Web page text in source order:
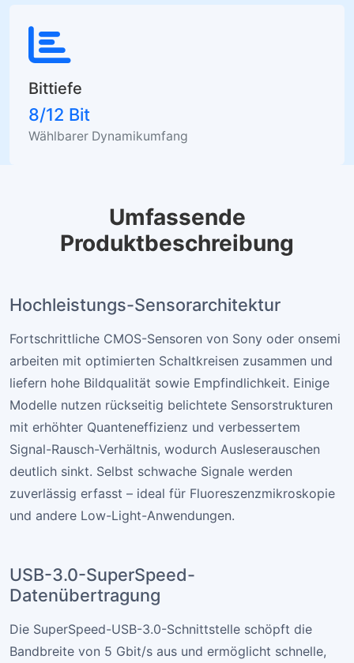
Bittiefe
8/12 Bit
Wählbarer Dynamikumfang
Umfassende
Produktbeschreibung
Hochleistungs-Sensorarchitektur
Fortschrittliche CMOS-Sensoren von Sony oder onsemi
arbeiten mit optimierten Schaltkreisen zusammen und
liefern hohe Bildqualität sowie Empfindlichkeit. Einige
Modelle nutzen rückseitig belichtete Sensorstrukturen
mit erhöhter Quanteneffizienz und verbessertem
Signal-Rausch-Verhältnis, wodurch Ausleserauschen
deutlich sinkt. Selbst schwache Signale werden
zuverlässig erfasst – ideal für Fluoreszenzmikroskopie
und andere Low-Light-Anwendungen.
USB-3.0-SuperSpeed-
Datenübertragung
Die SuperSpeed-USB-3.0-Schnittstelle schöpft die
Bandbreite von 5 Gbit/s aus und ermöglicht schnelle,